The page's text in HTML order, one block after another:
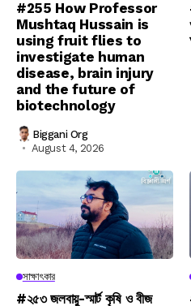
#255 How Professor
Mushtaq Hussain is
using fruit flies to
investigate human
disease, brain injury
and the future of
biotechnology
Biggani Org
August 4, 2026
সাক্ষাৎকার
#২৫৩ জলবায়ু-স্মার্ট কৃষি ও বীজ